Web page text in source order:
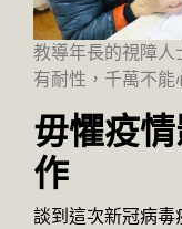
教導年長的視障人
有耐性，千萬不能
毋懼疫
作
談到這次新冠病毒